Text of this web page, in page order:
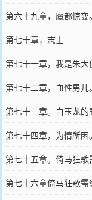
第六十九章，魔都惊变。
第七十章，志士
第七十一章，我是朱大
第七十二章，血性男儿。
第七十三章。白玉龙的
第七十四章，为情所困。
第七十五章。倚马狂歌
第七十六章倚马狂歌